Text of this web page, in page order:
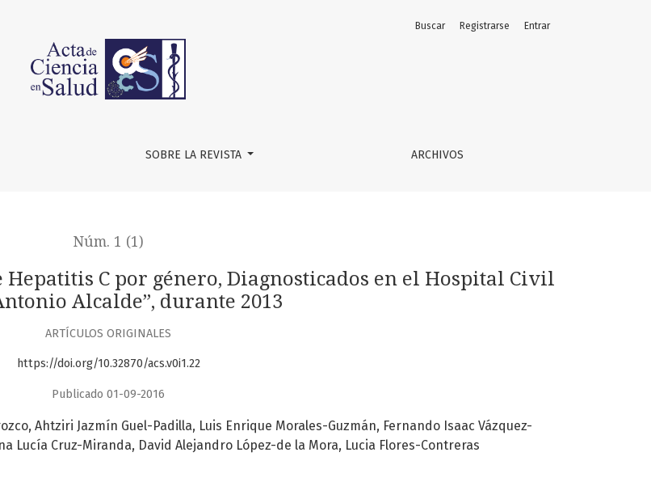
Diagnosticados en el Hospital Civil “Fray Antonio Alcalde”, durante 2013
SOBRE LA REVISTA ARCHIVOS
Buscar Registrarse Entrar
Núm. 1 (1)
C por género, Diagnosticados en el Hospital Civil
Alcalde”, durante 2013
ARTÍCULOS ORIGINALES
https://doi.org/10.32870/acs.v0i1.22
Publicado 01-09-2016
Ahtziri Jazmín Guel-Padilla Luis Enrique Morales-Guzmán Fernando Isaac Vázquez-
Lucía Cruz-Miranda David Alejandro López-de la Mora Lucia Flores-Contreras